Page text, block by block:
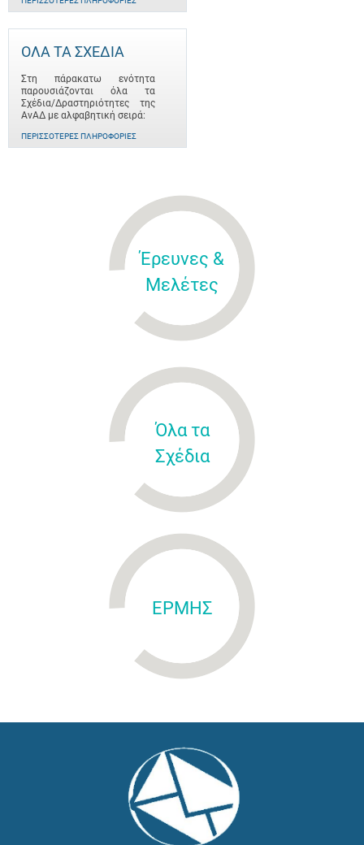
ΟΛΑ ΤΑ ΣΧΕΔΙΑ
Στη πάρακατω ενότητα
παρουσιάζονται όλα τα
Σχέδια/Δραστηριότητες της
ΑνΑΔ με αλφαβητική σειρά:
ΠΕΡΙΣΣΌΤΕΡΕΣ ΠΛΗΡΟΦΟΡΊΕΣ
Έρευνες &
Μελέτες
Όλα τα
Σχέδια
ΕΡΜΗΣ